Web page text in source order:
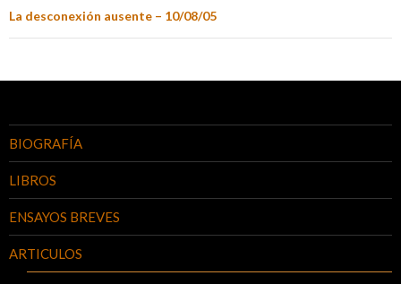
La desconexión ausente – 10/08/05
BIOGRAFÍA
LIBROS
ENSAYOS BREVES
ARTICULOS